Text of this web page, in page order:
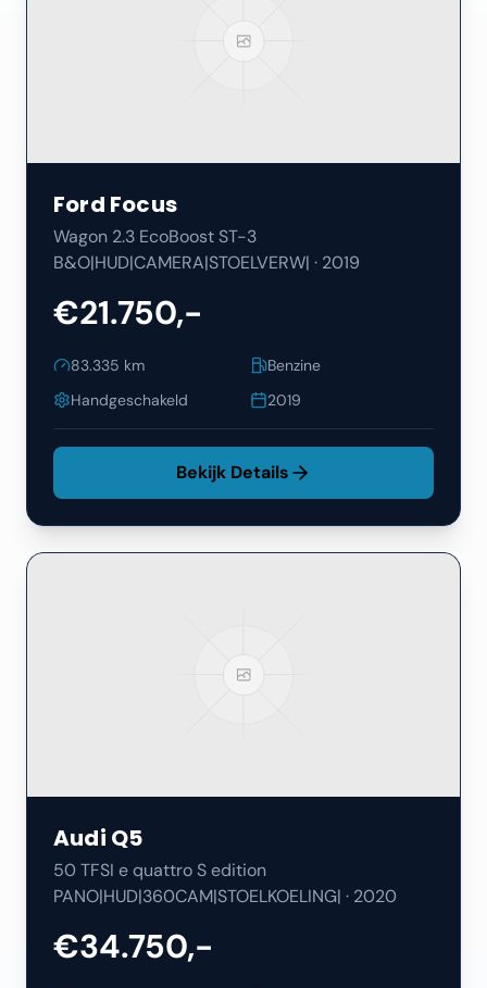
Ford Focus
Wagon 2.3 EcoBoost ST-3
B&O|HUD|CAMERA|STOELVERW| · 2019
€21.750,-
83.335 km
Benzine
Handgeschakeld
2019
Bekijk Details
Audi Q5
50 TFSI e quattro S edition
PANO|HUD|360CAM|STOELKOELING| · 2020
€34.750,-